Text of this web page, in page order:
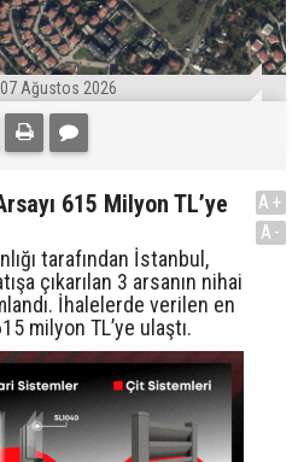
07 Ağustos 2026
615 Milyon TL’ye
tarafından İstanbul,
çıkarılan 3 arsanın nihai
İhalelerde verilen en
milyon TL’ye ulaştı.
A+
A-